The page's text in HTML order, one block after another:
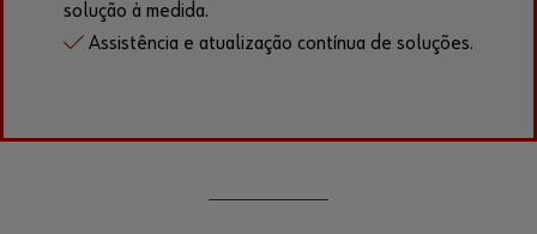
solução à medida.
Assistência e atualização contínua de soluções.